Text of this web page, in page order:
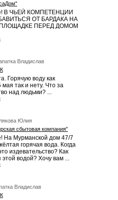
В ЧЬЕЙ КОМПЕТЕНЦИИ
ОТ БАРДАКА НА
ПЕРЕД ДОМОМ
Владислав
Горячую воду как
так и нету. Что за
над людьми? ...
Юлия
сбытовая компания"
На Мурманской дом 47/7
горячая вода. Когда
издевательство? Как
этой водой? Хочу вам ...
Владислав